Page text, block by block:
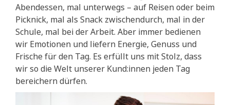
Abendessen, mal unterwegs – auf Reisen oder beim
Picknick, mal als Snack zwischendurch, mal in der
Schule, mal bei der Arbeit. Aber immer bedienen
wir Emotionen und liefern Energie, Genuss und
Frische für den Tag. Es erfüllt uns mit Stolz, dass
wir so die Welt unserer Kund:innen jeden Tag
bereichern dürfen.